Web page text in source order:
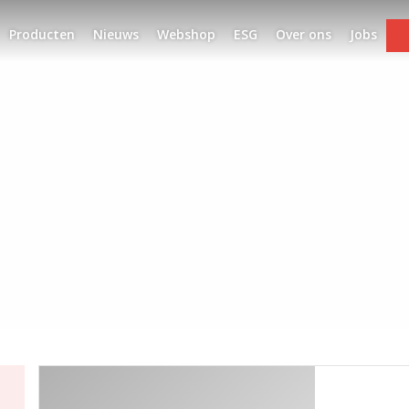
Producten Nieuws Webshop ESG Over ons Jobs